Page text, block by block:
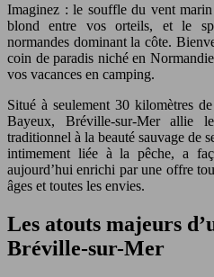
Imaginez : le souffle du vent
blond entre vos orteils, et le
normandes dominant la côte.
coin de paradis niché en
vos vacances en camping.
Situé à seulement 30 kilomètres
Bayeux, Bréville-sur-Mer allie
traditionnel à la beauté sauvage de
intimement liée à la pêche, a
aujourd’hui enrichi par une offre
âges et toutes les envies.
Les atouts majeurs
Bréville-sur-Mer